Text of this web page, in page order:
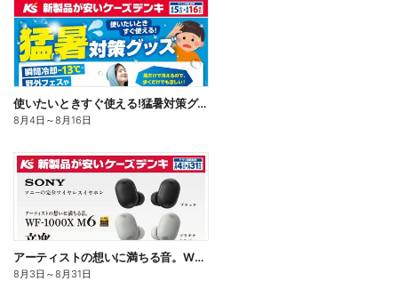
使いたいときすぐ使える!猛暑対策グッズ
8月4日 ～8月16日
アーティストの想いに満ちる音。WF-1000X M6
8月3日 ～8月31日